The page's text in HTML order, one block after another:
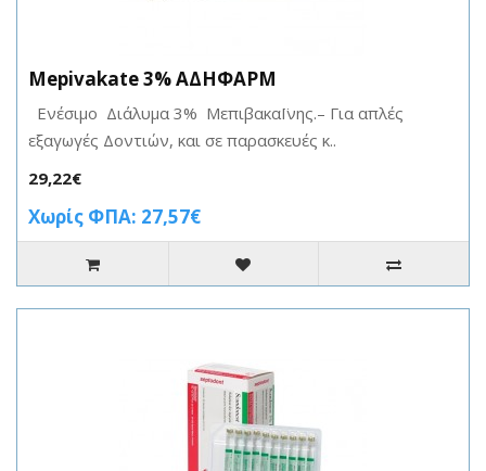
Mepivakate 3% ΑΔΗΦΑΡΜ
Ενέσιμο Διάλυμα 3% ΜεπιβακαΪνης.– Για απλές
εξαγωγές Δοντιών, και σε παρασκευές κ..
29,22€
Χωρίς ΦΠΑ: 27,57€